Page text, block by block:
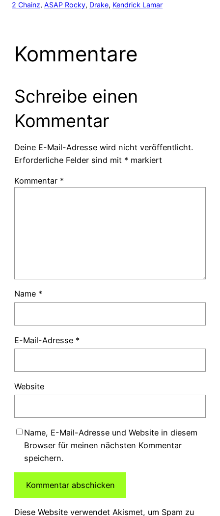
2 Chainz, ASAP Rocky, Drake, Kendrick Lamar
Kommentare
Schreibe einen
Kommentar
Deine E-Mail-Adresse wird nicht veröffentlicht.
Erforderliche Felder sind mit * markiert
Kommentar *
Name *
E-Mail-Adresse *
Website
Name, E-Mail-Adresse und Website in diesem
Browser für meinen nächsten Kommentar
speichern.
Diese Website verwendet Akismet, um Spam zu